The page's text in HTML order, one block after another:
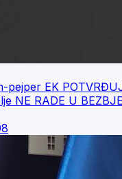
pejper EK
NE RADE U